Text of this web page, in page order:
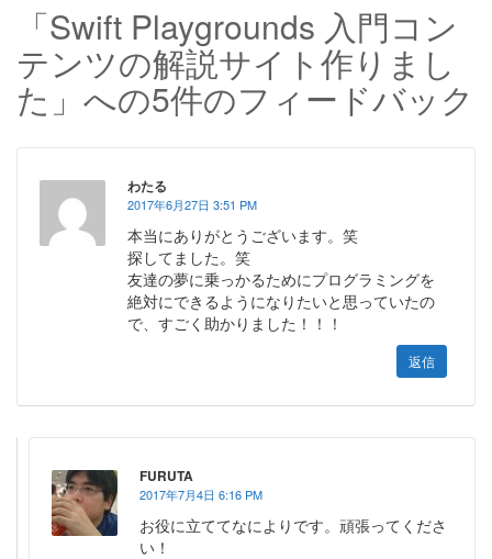
「Swift Playgrounds 入門コン
テンツの解説サイト作りまし
た」への5件のフィードバック
わたる
2017年6月27日 3:51 PM
本当にありがとうございます。笑
探してました。笑
友達の夢に乗っかるためにプログラミングを
絶対にできるようになりたいと思っていたの
で、すごく助かりました！！！
返信
FURUTA
2017年7月4日 6:16 PM
お役に立ててなによりです。頑張ってくださ
い！